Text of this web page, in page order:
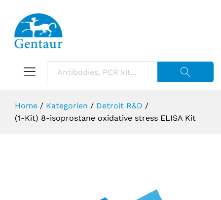
Home / Kategorien / Detroit R&D /
(1-Kit) 8-isoprostane oxidative stress ELISA Kit